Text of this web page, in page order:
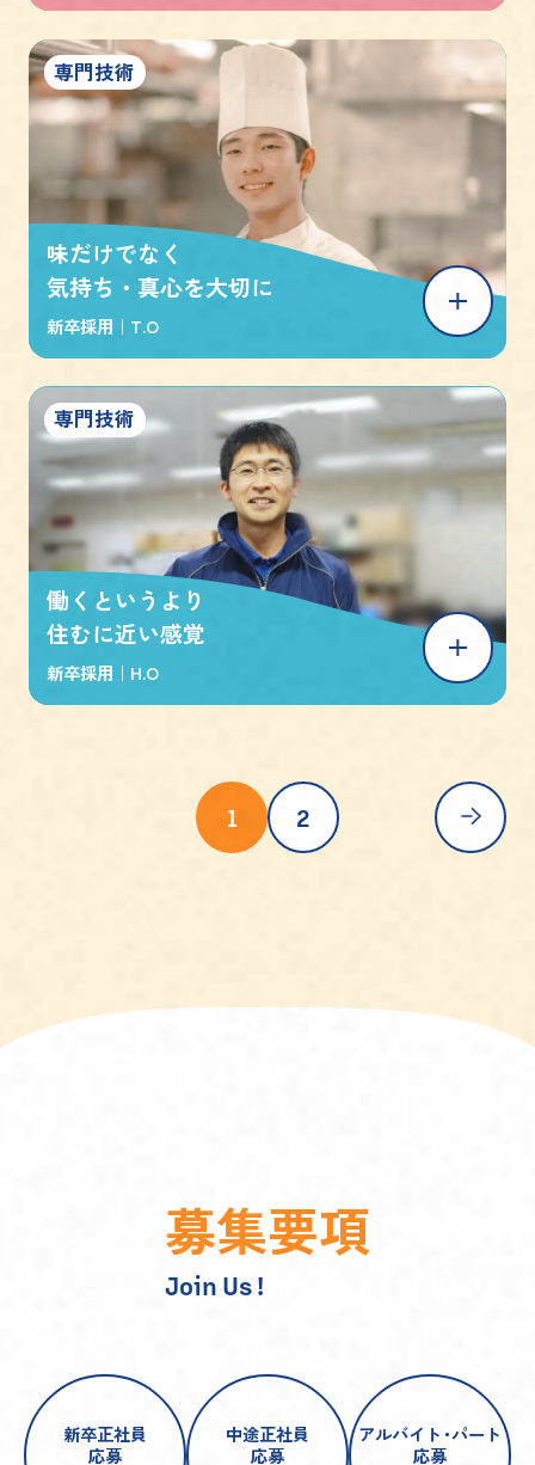
専門技術
味だけでなく
気持ち・真心を大切に
新卒採用｜ T.O
専門技術
働くというより
住むに近い感覚
新卒採用｜ H.O
1 2
募集要項
Join Us !
新卒正社員
応募
中途正社員
応募
アルバイト・パート
応募